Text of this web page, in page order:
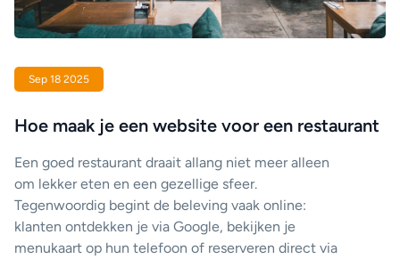
Sep 18 2025
Hoe maak je een website voor een restaurant
Een goed restaurant draait allang niet meer alleen
om lekker eten en een gezellige sfeer.
Tegenwoordig begint de beleving vaak online:
klanten ontdekken je via Google, bekijken je
menukaart op hun telefoon of reserveren direct via